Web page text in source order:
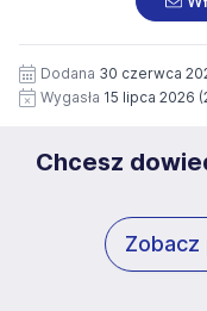
siedziby
https://
wizerunku), na
12 miesięcy. Zgoda
czasie wycofana.
Dodana 30 czerwca
Wygasła 15 lipca 2026
Chcesz